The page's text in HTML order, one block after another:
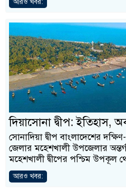
আরও খবর:
দিয়াসোনা দ্বীপ: ইতিহাস,
সোনাদিয়া দ্বীপ বাংলাদেশের
জেলার মহেশখালী উপজেলার
মহেশখালী দ্বীপের পশ্চিম উপকূল
আরও খবর: